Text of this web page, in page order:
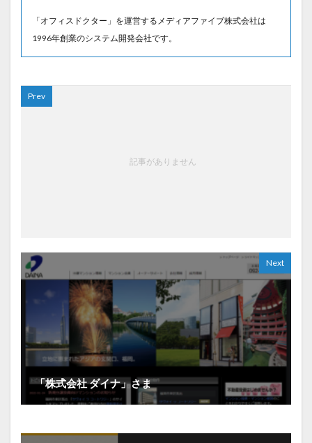
「オフィスドクター」を運営するメディアファイブ株式会社は
1996年創業のシステム開発会社です。
Prev
記事がありません
Next
「株式会社 ダイナ」さま